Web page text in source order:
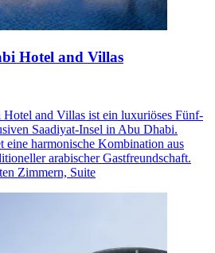
Hotel and Villas
and Villas ist ein luxuriöses Fünf-
Saadiyat-Insel in Abu Dhabi.
eine harmonische Kombination aus
arabischer Gastfreundschaft.
Zimmern, Suite